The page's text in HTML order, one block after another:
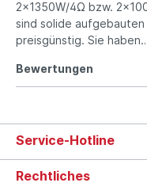
2x1350W/4Ω bzw.
sind solide
preisgünstig. Sie
Bewertungen
Service-Hotline
Rechtliches